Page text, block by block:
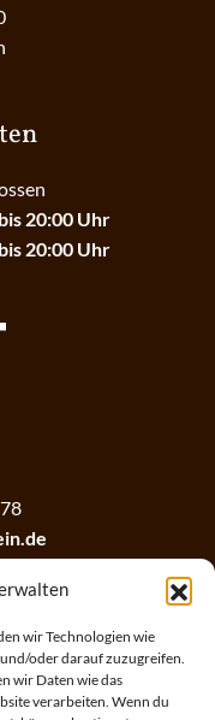
wir Technologien wie
oder darauf zuzugreifen.
wir Daten wie das
verarbeiten. Wenn du
20:00 Uhr
20:00 Uhr
ANMELDEN